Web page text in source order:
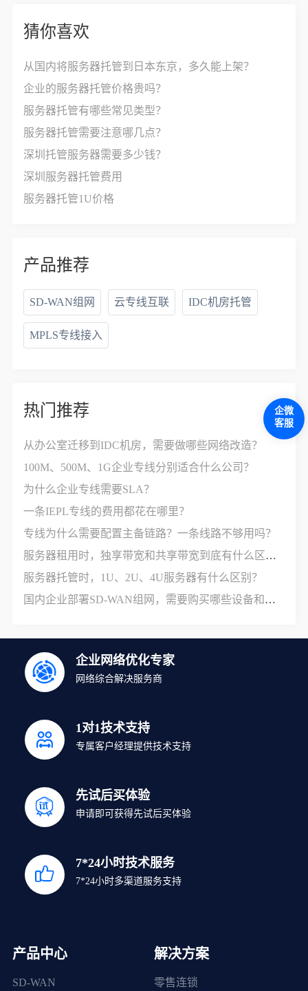
猜你喜欢
从国内将服务器托管到日本东京，多久能上架？
企业的服务器托管价格贵吗？
服务器托管有哪些常见类型？
服务器托管需要注意哪几点？
深圳托管服务器需要多少钱？
深圳服务器托管费用
服务器托管1U价格
产品推荐
SD-WAN组网 云专线互联 IDC机房托管
MPLS专线接入
热门推荐
从办公室迁移到IDC机房，需要做哪些网络改造？
100M、500M、1G企业专线分别适合什么公司？
为什么企业专线需要SLA？
一条IEPL专线的费用都花在哪里？
专线为什么需要配置主备链路？一条线路不够用吗？
服务器租用时，独享带宽和共享带宽到底有什么区别？
服务器托管时，1U、2U、4U服务器有什么区别？
国内企业部署SD-WAN组网，需要购买哪些设备和服务？
企业网络优化专家
网络综合解决服务商
1对1技术支持
专属客户经理提供技术支持
先试后买体验
申请即可获得先试后买体验
7*24小时技术服务
7*24小时多渠道服务支持
产品中心
SD-WAN
解决方案
零售连锁
企微
客服